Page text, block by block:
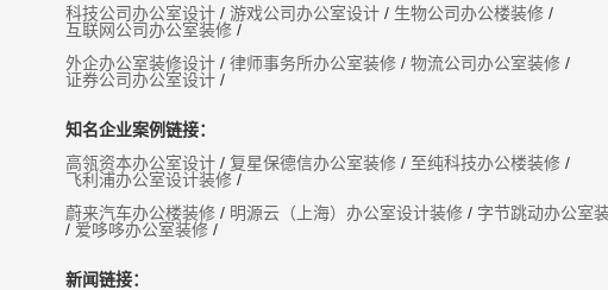
科技公司办公室设计 / 游戏公司办公室设计 / 生物公司办公楼装修 /
互联网公司办公室装修 /
外企办公室装修设计 / 律师事务所办公室装修 / 物流公司办公室装修 /
证券公司办公室设计 /
知名企业案例链接：
高瓴资本办公室设计 / 复星保德信办公室装修 / 至纯科技办公楼装修 /
飞利浦办公室设计装修 /
蔚来汽车办公楼装修 / 明源云（上海）办公室设计装修 / 字节跳动办公室
/ 爱哆哆办公室装修 /
新闻链接：